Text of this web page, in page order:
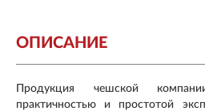
ОПИСАНИЕ
Продукция чешской
практичностью и простотой